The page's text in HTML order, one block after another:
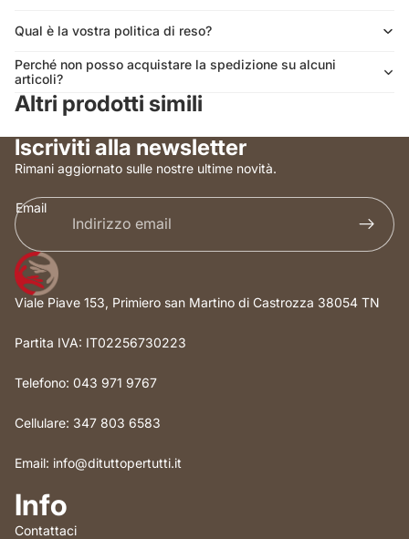
Qual è la vostra politica di reso?
Perché non posso acquistare la spedizione su alcuni
articoli?
Altri prodotti simili
Iscriviti alla newsletter
Rimani aggiornato sulle nostre ultime novità.
Email
Viale Piave 153, Primiero san Martino di Castrozza 38054 TN
Partita IVA: IT02256730223
Telefono: 043 971 9767
Cellulare: 347 803 6583
Email: info@dituttopertutti.it
Info
Contattaci